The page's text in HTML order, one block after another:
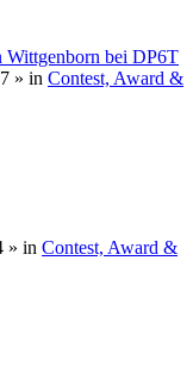
Wittgenborn bei DP6T
» in Contest, Award &
» in Contest, Award &